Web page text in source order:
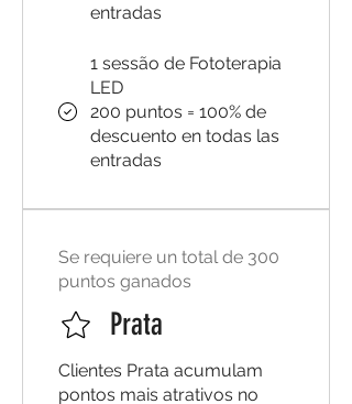
entradas
1 sessão de Fototerapia
LED
200 puntos = 100% de
descuento en todas las
entradas
Prata
Se requiere un total de 300
puntos ganados
Clientes Prata acumulam
pontos mais atrativos no